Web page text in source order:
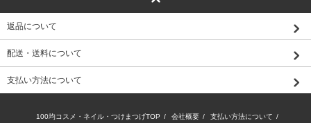
返品について
配送・送料について
支払い方法について
100均コスメ・ネイル・つけまつげTOP / 会社概要 / 支払い方法について /